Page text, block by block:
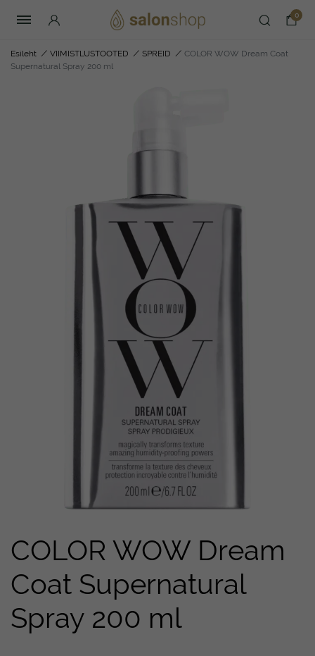
0
Esileht / VIIMISTLUSTOOTED / SPREID / COLOR WOW Dream Coat
Supernatural Spray 200 ml
COLOR WOW Dream
Coat Supernatural
Spray 200 ml